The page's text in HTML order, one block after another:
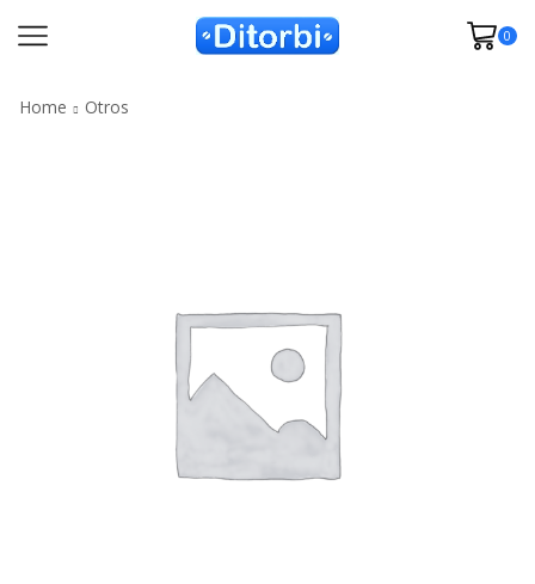
0
Home Otros